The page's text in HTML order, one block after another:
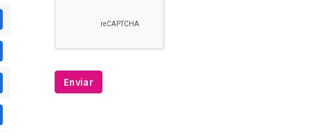
Enviar